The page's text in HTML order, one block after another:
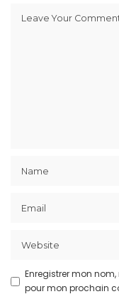
Enregistrer mon
pour mon prochain